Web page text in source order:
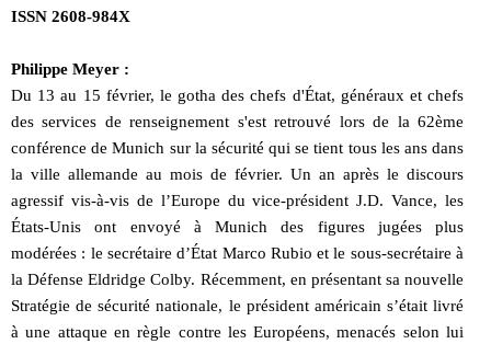
ISSN 2608-984X
Philippe Meyer :
Du 13 au 15 février, le gotha des chefs d'État, généraux et chefs
des services de renseignement s'est retrouvé lors de la 62ème
conférence de Munich sur la sécurité qui se tient tous les ans dans
la ville allemande au mois de février. Un an après le discours
agressif vis-à-vis de l’Europe du vice-président J.D. Vance, les
États-Unis ont envoyé à Munich des figures jugées plus
modérées : le secrétaire d’État Marco Rubio et le sous-secrétaire à
la Défense Eldridge Colby. Récemment, en présentant sa nouvelle
Stratégie de sécurité nationale, le président américain s’était livré
à une attaque en règle contre les Européens, menacés selon lui